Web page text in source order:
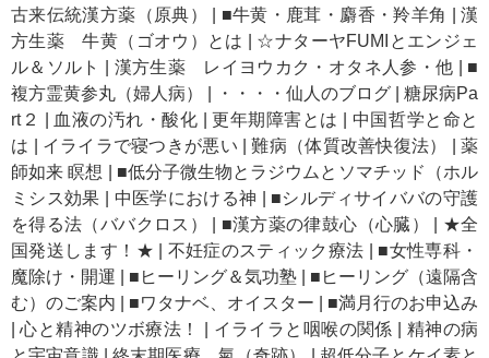
古来伝統漢方薬（原典）
■牛黄・鹿茸・麝香・羚羊角 |漢
方生薬 牛黄（ゴオウ）とは
☆ナターヤFUMIとエンジェ
ル＆ソルト
漢方生薬 レイヨウカク・オタネ人参・他
■
複方霊黄参丸（婦人病）
・・・・仙人のブログ
糖尿病Pa
rt２
血液の汚れ・酸化 |更年期障害とは
中国哲学と命と
は
イライラで寝つきが悪い |難病（体質改善快復法） |薬
師如来 瞑想
■低分子微生物とラジウムとソマチッド（ホル
ミシス効果
中医学における神
■シルディサイババの守護
を得る法（ババクロス）
■漢方薬の律鼓心（心臓）
★全
国発送します！★
不妊症のスティック療法
■女性専科・
魔除け・開運
■ヒーリング＆気功塾
■ヒーリング（遠隔含
む）のご案内
■ワタナベ、オイスター
■満月行のお申込み
|心と精神のツボ療法！ イライラと咽喉の関係
精神の病